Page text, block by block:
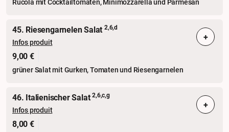
45. Riesengarnelen Salat 2,6,d
Infos produit
9,00 €
grüner Salat mit Gurken, Tomaten und Riesengarnelen
+
46. Italienischer Salat2,6,c,g
Infos produit
8,00 €
+